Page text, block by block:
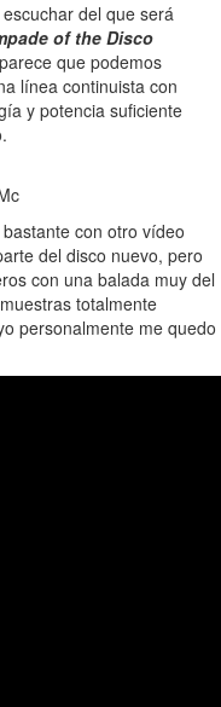
del que será
of the Disco
que podemos
línea continuista con
y potencia suficiente
con otro vídeo
del disco nuevo, pero
con una balada muy del
totalmente
personalmente me quedo